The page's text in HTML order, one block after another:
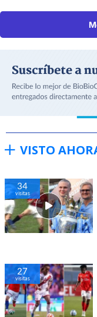
VISTO
34
visitas
27
visitas